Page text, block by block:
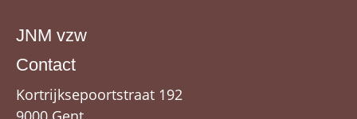
JNM vzw
Contact
Kortrijksepoortstraat 192